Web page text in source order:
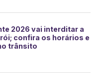
2026 vai interditar a
confira os horários e
trânsito